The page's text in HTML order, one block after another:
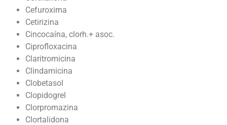
Cefuroxima
Cetirizina
Cincocaína, clorh.+ asoc.
Ciprofloxacina
Claritromicina
Clindamicina
Clobetasol
Clopidogrel
Clorpromazina
Clortalidona